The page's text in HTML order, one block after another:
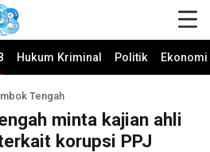
Hukum Kriminal Politik
Tengah
minta kajian ahli
korupsi PPJ